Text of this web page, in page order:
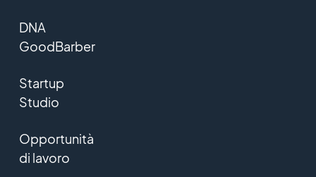
DNA
GoodBarber
Startup
Studio
Opportunità
di lavoro